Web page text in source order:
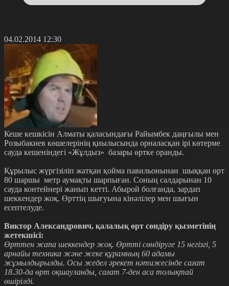
04.02.2014 12:30
Кеше кешкісін Алматы қаласындағы Райымбек даңғылы мен
Розыбакиев көшелерінің қиылысында орналасқан ірі көтерме
сауда кешеніндегі «Жұлдыз» базары өртке оранды.
Құрылыс жүргізіліп жатқан қойма павильонынан шыққан өрт
80 шаршы метр аумақты шарпыған. Соның салдарынан 10
сауда контейнері жанып кетті. Абырой болғанда, зардап
шеккендер жоқ. Өрттің шығуына кінәлілер мен шығын
есептелуде.
Виктор Александрович, қалалық өрт сөндіру қызметінің
жетекшісі:
Өрттен жапа шеккендер жоқ. Өртті сөндіруге 15 негізгі, 5
арнайы техника және жеке құрамның 60 адамы
жұмылдырылды. Осы жедел әрекет нәтижесінде сағат
18.30-да өрт оқшауланды, сағат 7-ден аса толықтай
өшірілді.